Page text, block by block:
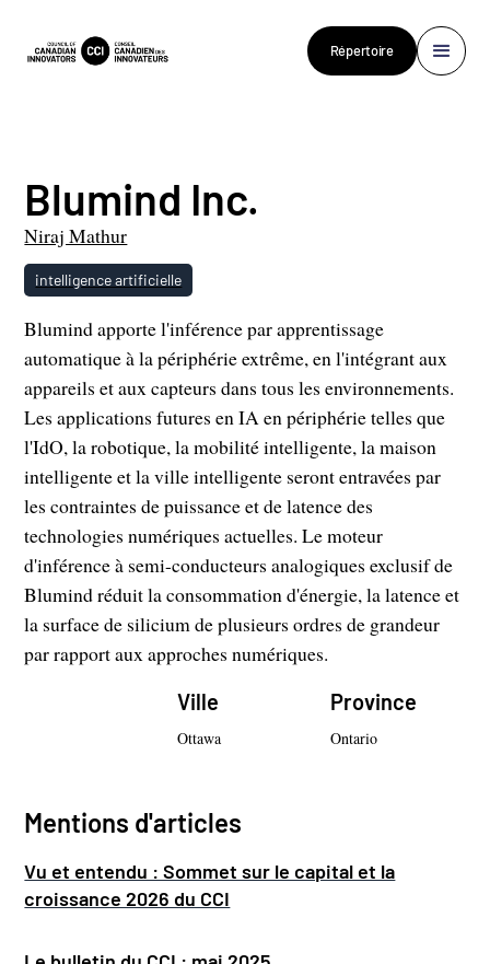
Répertoire
Blumind Inc.
Niraj Mathur
intelligence artificielle
Blumind apporte l'inférence par apprentissage
automatique à la périphérie extrême, en l'intégrant aux
appareils et aux capteurs dans tous les environnements.
Les applications futures en IA en périphérie telles que
l'IdO, la robotique, la mobilité intelligente, la maison
intelligente et la ville intelligente seront entravées par
les contraintes de puissance et de latence des
technologies numériques actuelles. Le moteur
d'inférence à semi-conducteurs analogiques exclusif de
Blumind réduit la consommation d'énergie, la latence et
la surface de silicium de plusieurs ordres de grandeur
par rapport aux approches numériques.
Ville
Ottawa
Province
Ontario
Mentions d'articles
Vu et entendu : Sommet sur le capital et la
croissance 2026 du CCI